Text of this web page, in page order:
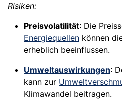
Risiken:
Preisvolatilität: Die
Energiequellen können
erheblich beeinflussen.
Umweltauswirkungen:
kann zur
Klimawandel beitragen.